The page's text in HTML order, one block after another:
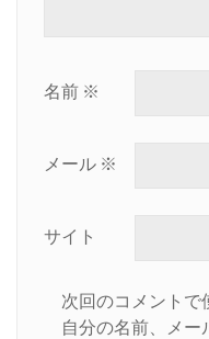
名前 ※
メール ※
サイト
次回のコメントで
自分の名前、メ